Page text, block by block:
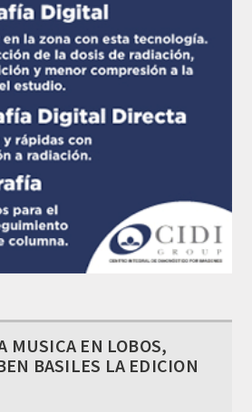
MUSICA EN LOBOS,
BASILES LA EDICION